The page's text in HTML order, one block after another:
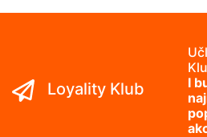
Loyality Klub
I